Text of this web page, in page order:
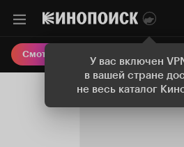
У вас включен
в вашей стране
не весь каталог
Смотреть кино Онлайн-